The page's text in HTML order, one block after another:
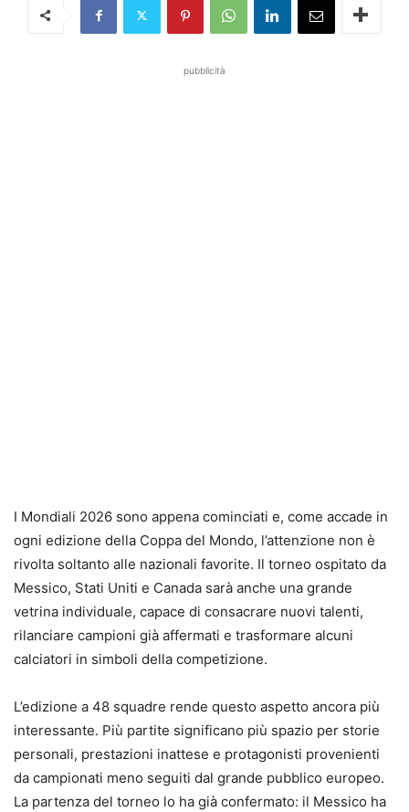
pubblicità
I Mondiali 2026 sono appena cominciati e, come accade in
ogni edizione della Coppa del Mondo, l’attenzione non è
rivolta soltanto alle nazionali favorite. Il torneo ospitato da
Messico, Stati Uniti e Canada sarà anche una grande
vetrina individuale, capace di consacrare nuovi talenti,
rilanciare campioni già affermati e trasformare alcuni
calciatori in simboli della competizione.
L’edizione a 48 squadre rende questo aspetto ancora più
interessante. Più partite significano più spazio per storie
personali, prestazioni inattese e protagonisti provenienti
da campionati meno seguiti dal grande pubblico europeo.
La partenza del torneo lo ha già confermato: il Messico ha